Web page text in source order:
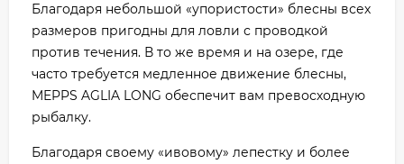
Благодаря небольшой «упористости» блесны всех
размеров пригодны для ловли с проводкой
против течения. В то же время и на озере, где
часто требуется медленное движение блесны,
MEPPS AGLIA LONG обеспечит вам превосходную
рыбалку.
Благодаря своему «ивовому» лепестку и более